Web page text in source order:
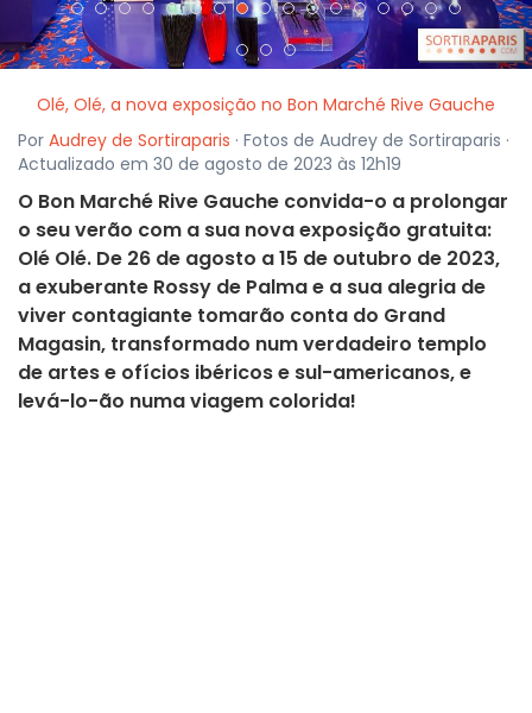
Olé, Olé, a nova exposição no Bon Marché Rive Gauche
Por Audrey de Sortiraparis · Fotos de Audrey de Sortiraparis ·
Actualizado em 30 de agosto de 2023 às 12h19
O Bon Marché Rive Gauche convida-o a prolongar
o seu verão com a sua nova exposição gratuita:
Olé Olé. De 26 de agosto a 15 de outubro de 2023,
a exuberante Rossy de Palma e a sua alegria de
viver contagiante tomarão conta do Grand
Magasin, transformado num verdadeiro templo
de artes e ofícios ibéricos e sul-americanos, e
levá-lo-ão numa viagem colorida!